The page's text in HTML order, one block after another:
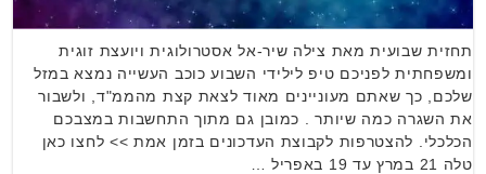
תחזית שבועית מאת צילה שיר-אל אסטרולוגית ויועצת זוגית
ומשפחתית לפניכם טיפ לילידי השבוע כוכב העשייה נמצא במזל
שלכם, כך שאתם מעוניינים מאוד לצאת קצת מהממ"ד, ולשבור
את השגרה כמה שיותר . כמובן גם מתוך התחשבות במצבכם
הכלכלי. להצטרפות לקבוצת העדכונים בזמן אמת >> לחצו כאן
טלה 21 במרץ עד 19 באפריל …